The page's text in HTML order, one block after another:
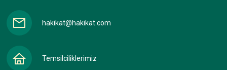
hakikat@hakikat.com
Temsilciliklerimiz